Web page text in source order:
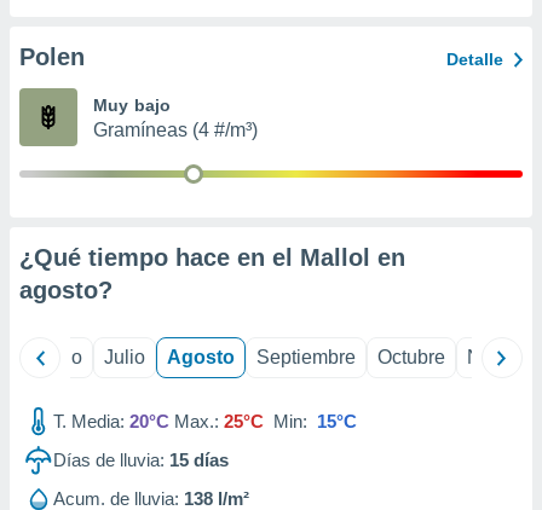
e
mediante
de
1199
Polen Detalle
Muy bajo
Gramíneas (4 #/m³)
¿Qué tiempo hace en el Mallol en
agosto?
Junio Julio Agosto Septiembre Octubre
T. Media: 20°C Max.: 25°C Min: 15°C
Días de lluvia: 15 días
Acum. de lluvia: 138 l/m²